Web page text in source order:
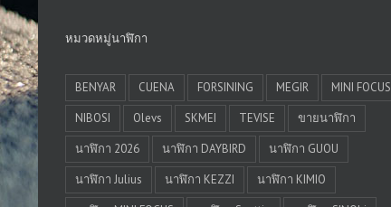
หมวดหมู่นาฬิกา
BENYAR CUENA FORSINING MEGIR
MINI FOCUS
NIBOSI
Olevs SKMEI TEVISE
ขายนาฬิกา
นาฬิกา 2026
นาฬิกา DAYBIRD
นาฬิกา GUOU
นาฬิกา Julius
นาฬิกา KEZZI
นาฬิกา KIMIO